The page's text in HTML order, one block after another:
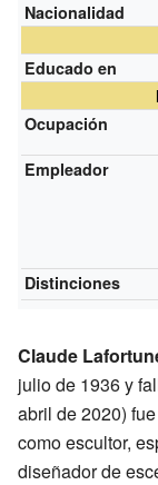
Nacionalidad
Educado en
Ocupación
Empleador
Distinciones
Claude
julio de 1936 y
abril de 2020)
como escultor,
diseñador de